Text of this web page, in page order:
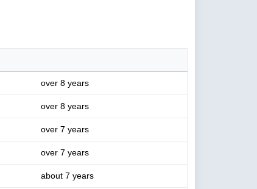
over 8 years
over 8 years
over 7 years
over 7 years
about 7 years